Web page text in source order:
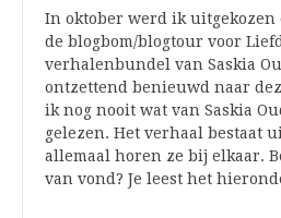
In oktober werd ik uitgekozen
de blogbom/blogtour voor
verhalenbundel van Saskia
ontzettend benieuwd naar
ik nog nooit wat van Saskia
gelezen. Het verhaal bestaat
allemaal horen ze bij elkaar.
van vond? Je leest het